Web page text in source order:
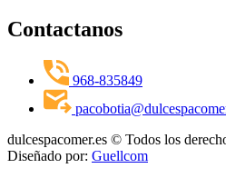
Contactanos
968-835849
dulcespacomer.es © Todos los
Diseñado por: Guellcom